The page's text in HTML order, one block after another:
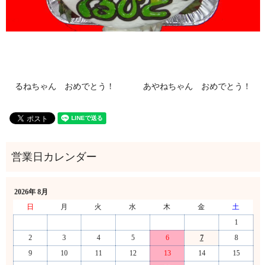
るねちゃん おめでとう！ あやねちゃん おめでとう！
2026年 8月
日
月 火 水 木 金
土
1
2
3 4 5 6 7
8
9
10 11 12 13 14
15